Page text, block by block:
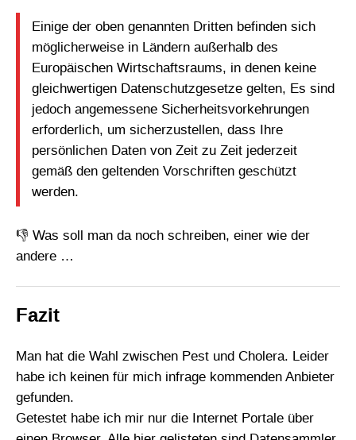
Einige der oben genannten Dritten befinden sich
möglicherweise in Ländern außerhalb des
Europäischen Wirtschaftsraums, in denen keine
gleichwertigen Datenschutzgesetze gelten, Es sind
jedoch angemessene Sicherheitsvorkehrungen
erforderlich, um sicherzustellen, dass Ihre
persönlichen Daten von Zeit zu Zeit jederzeit
gemäß den geltenden Vorschriften geschützt
werden.
👎 Was soll man da noch schreiben, einer wie der
andere …
Fazit
Man hat die Wahl zwischen Pest und Cholera. Leider
habe ich keinen für mich infrage kommenden Anbieter
gefunden.
Getestet habe ich mir nur die Internet Portale über